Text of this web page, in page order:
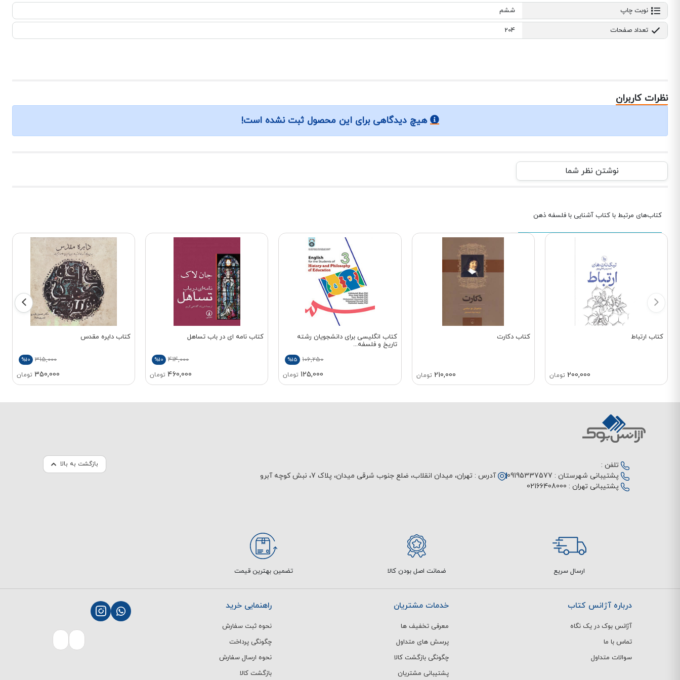
نوبت چاپ ششم
تعداد صفحات 204
نظرات کاربران
هیچ دیدگاهی برای این محصول ثبت نشده است!
نوشتن نظر شما
کتاب‌های مرتبط با کتاب آشنایی با فلسفه ذهن
کتاب ارتباط
200,000 تومان
کتاب دکارت
210,000 تومان
کتاب انگلیسی برای دانشجویان رشته
تاریخ و فلسفه...
106,250
%15
125,000 تومان
کتاب نامه ای در باب تساهل
414,000
%10
460,000 تومان
کتاب دایره مقدس
315,000
%10
350,000 تومان
بازگشت به بالا
تلفن :
پشتیبانی شهرستان : 09195337577
پشتیبانی تهران : 02166408000
آدرس : تهران، میدان انقلاب، ضلع جنوب شرقی میدان، پلاک 7، نبش کوچه آبرو
ارسال سریع ضمانت اصل بودن کالا تضمین بهترین قیمت
درباره آژانس کتاب
آژانس بوک در یک نگاه
تماس با ما
سوالات متداول
خدمات مشتریان
معرفی تخفیف ها
پرسش های متداول
چگونگی بازگشت کالا
پشتیبانی مشتریان
راهنمایی خرید
نحوه ثبت سفارش
چگونگی پرداخت
نحوه ارسال سفارش
بازگشت کالا